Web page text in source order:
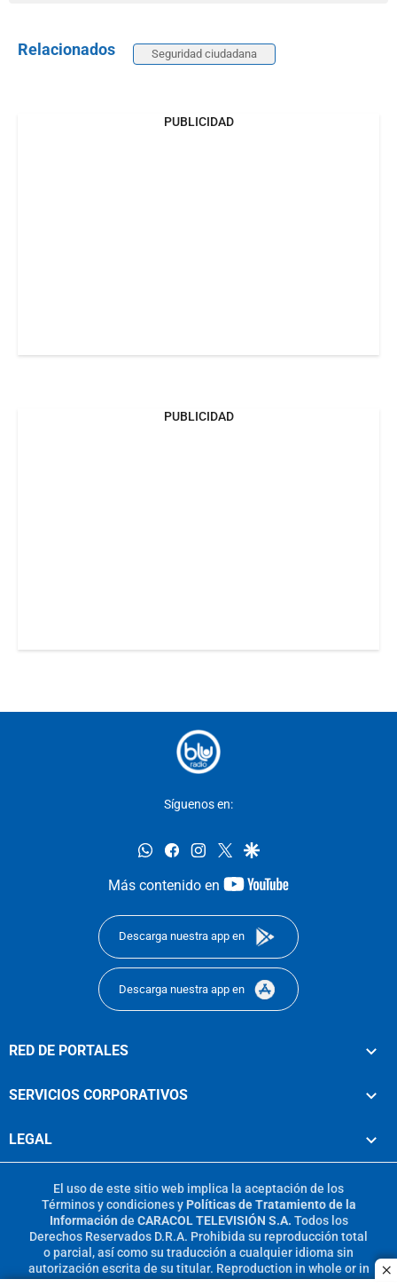
Relacionados Seguridad ciudadana
PUBLICIDAD
PUBLICIDAD
Síguenos en:
whatsappfacebookinstagram
twittergoogle
Más contenido en
youtube-
Descarga nuestra app en
Descarga nuestra app en
RED DE PORTALES
SERVICIOS CORPORATIVOS
LEGAL
El uso de este sitio web implica la aceptación de los
Términos y condicionesy Políticas de Tratamiento de la
Información de CARACOL TELEVISIÓN S.A. Todos los
Derechos Reservados D.R.A. Prohibida su reproducción total
o parcial, así como su traducción a cualquier idioma sin
autorización escrita de su titular. Reproduction in whole or in